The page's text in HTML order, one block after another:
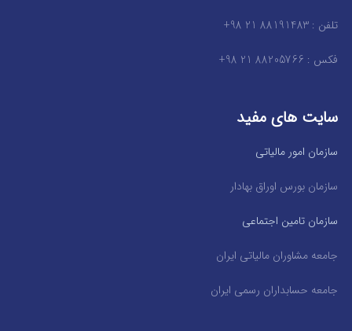
تلفن : 88191483 21 98+
فکس : 88205766 21 98+
سایت های مفید
سازمان امور مالیاتی
سازمان بورس اوراق بهادار
سازمان تامین اجتماعی
جامعه مشاوران مالیاتی ایران
جامعه حسابداران رسمی ایران